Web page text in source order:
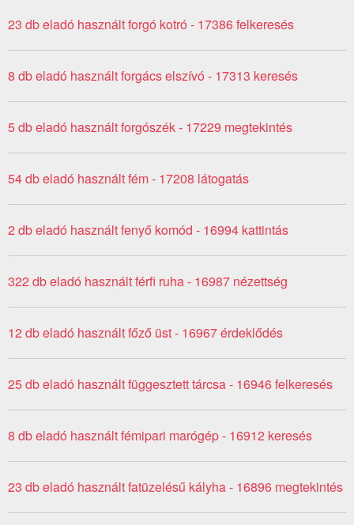
23 db eladó használt forgó kotró - 17386 felkeresés
8 db eladó használt forgács elszívó - 17313 keresés
5 db eladó használt forgószék - 17229 megtekintés
54 db eladó használt fém - 17208 látogatás
2 db eladó használt fenyő komód - 16994 kattintás
322 db eladó használt férfi ruha - 16987 nézettség
12 db eladó használt főző üst - 16967 érdeklődés
25 db eladó használt függesztett tárcsa - 16946 felkeresés
8 db eladó használt fémipari marógép - 16912 keresés
23 db eladó használt fatüzelésű kályha - 16896 megtekintés